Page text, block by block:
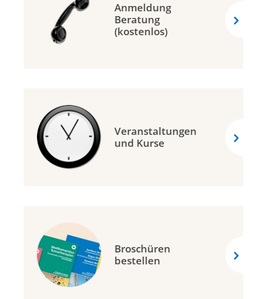
Anmeldung
Beratung
(kostenlos)
Veranstaltungen
und Kurse
Broschüren
bestellen